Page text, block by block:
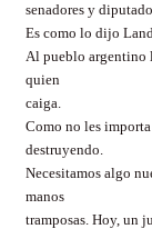
senadores y
Es como lo dijo
Al pueblo argentino
quien
caiga.
Como no les importa
destruyendo.
Necesitamos algo
manos
tramposas. Hoy, un